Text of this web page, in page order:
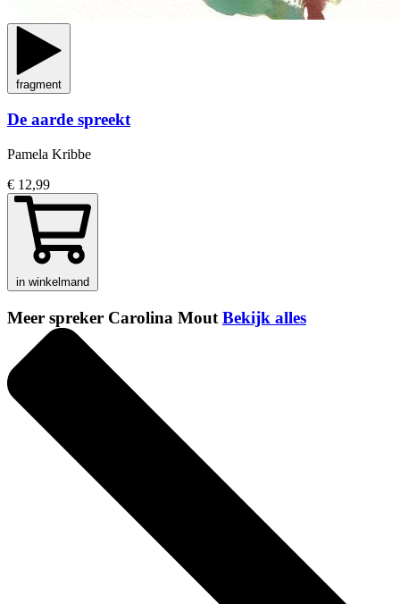
fragment
De aarde spreekt
Pamela Kribbe
€ 12,99
in winkelmand
Meer spreker Carolina Mout Bekijk alles